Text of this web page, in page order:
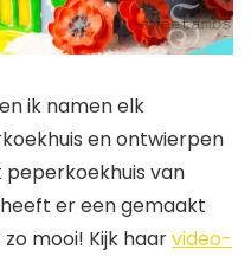
ik namen elk
en ontwierpen
peperkoekhuis van
er een gemaakt
mooi! Kijk haarvideo-